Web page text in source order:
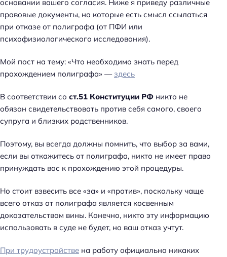
основании вашего согласия. Ниже я приведу различные
правовые документы, на которые есть смысл ссылаться
при отказе от полиграфа (от ПФИ или
психофизиологического исследования).
Мой пост на тему: «Что необходимо знать перед
прохождением полиграфа» — здесь
В соответствии со ст.51 Конституции РФ никто не
обязан свидетельствовать против себя самого, своего
супруга и близких родственников.
Поэтому, вы всегда должны помнить, что выбор за вами,
если вы откажитесь от полиграфа, никто не имеет право
принуждать вас к прохождению этой процедуры.
Но стоит взвесить все «за» и «против», поскольку чаще
всего отказ от полиграфа является косвенным
доказательством вины. Конечно, никто эту информацию
использовать в суде не будет, но ваш отказ учтут.
При трудоустройстве на работу официально никаких